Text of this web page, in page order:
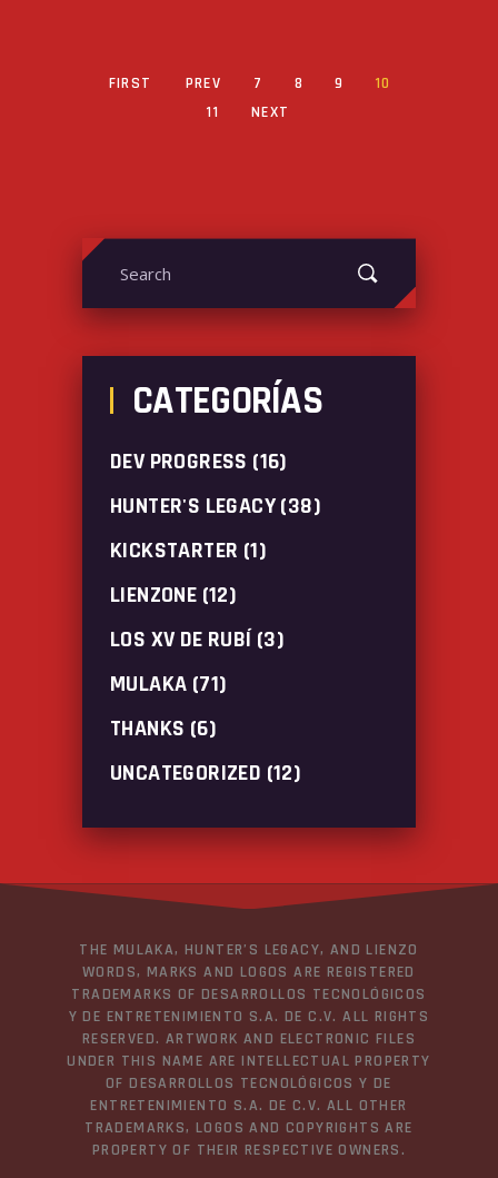
FIRST PREV 7 8 9
10
11
NEXT
Search
CATEGORÍAS
DEV PROGRESS (16)
HUNTER'S LEGACY(38)
KICKSTARTER (1)
LIENZONE (12)
LOS XV DE RUBÍ (3)
MULAKA (71)
THANKS (6)
UNCATEGORIZED (12)
THE MULAKA, HUNTER’S LEGACY, AND LIENZO
WORDS, MARKS AND LOGOS ARE REGISTERED
TRADEMARKS OF DESARROLLOS TECNOLÓGICOS
Y DE ENTRETENIMIENTO S.A. DE C.V. ALL RIGHTS
RESERVED. ARTWORK AND ELECTRONIC FILES
UNDER THIS NAME ARE INTELLECTUAL PROPERTY
OF DESARROLLOS TECNOLÓGICOS Y DE
ENTRETENIMIENTO S.A. DE C.V. ALL OTHER
TRADEMARKS, LOGOS AND COPYRIGHTS ARE
PROPERTY OF THEIR RESPECTIVE OWNERS.